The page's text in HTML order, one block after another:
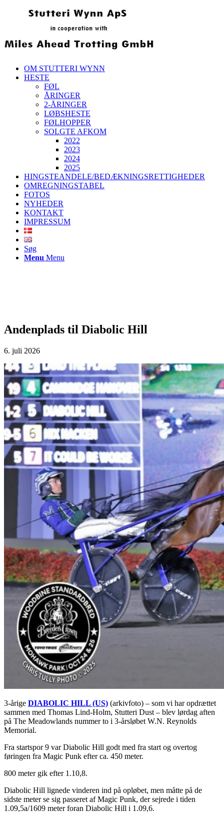
OM STUTTERI WYNN
HESTE
FØL
ÅRINGER
2-ÅRINGER
LØBSHESTE
FØLHOPPER
SOLGTE AFKOM
2022
2023
2024
2025
HINGSTEANDELE/BEDÆKNINGSRETTIGHEDER
OMREGNINGSTABEL
FOTOS
NYHEDER
KONTAKT
IMPRESSUM
Søg
Menu Menu
Andenplads til Diabolic Hill
6. juli 2026
3-årige DIABOLIC HILL (US) (arkivfoto) – som vi har opdrættet
sammen med Thomas Lind-Holm, Stutteri Dust – blev lørdag aften
på The Meadowlands nummer to i 3-årsløbet W.N. Reynolds
Memorial.
Fra startspor 9 var Diabolic Hill godt med fra start og overtog
føringen fra Magic Punk efter ca. 450 meter.
800 meter gik efter 1.10,8.
Diabolic Hill lignede vinderen ind på opløbet, men måtte på de
sidste meter se sig passeret af Magic Punk, der sejrede i tiden
1.09,5a/1609 meter foran Diabolic Hill i 1.09,6.